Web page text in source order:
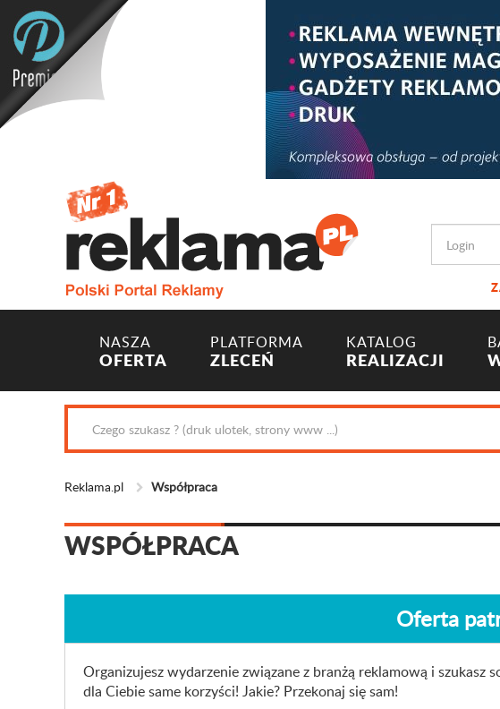
NASZA
OFERTA
PLATFORMA
ZLECEŃ
KATALOG
REALIZACJI
Reklama.pl Współpraca
WSPÓŁPRACA
Oferta
Organizujesz wydarzenie związane z branżą reklamową i
dla Ciebie same korzyści! Jakie? Przekonaj się sam!